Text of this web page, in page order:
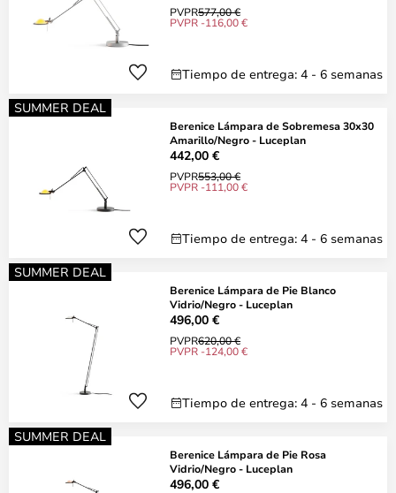
PVPR577,00 €
PVPR -116,00 €
Tiempo de entrega: 4 - 6 semanas
SUMMER DEAL
Berenice Lámpara de Sobremesa 30x30
Amarillo/Negro - Luceplan
442,00 €
PVPR553,00 €
PVPR -111,00 €
Tiempo de entrega: 4 - 6 semanas
SUMMER DEAL
Berenice Lámpara de Pie Blanco
Vidrio/Negro - Luceplan
496,00 €
PVPR620,00 €
PVPR -124,00 €
Tiempo de entrega: 4 - 6 semanas
SUMMER DEAL
Berenice Lámpara de Pie Rosa
Vidrio/Negro - Luceplan
496,00 €